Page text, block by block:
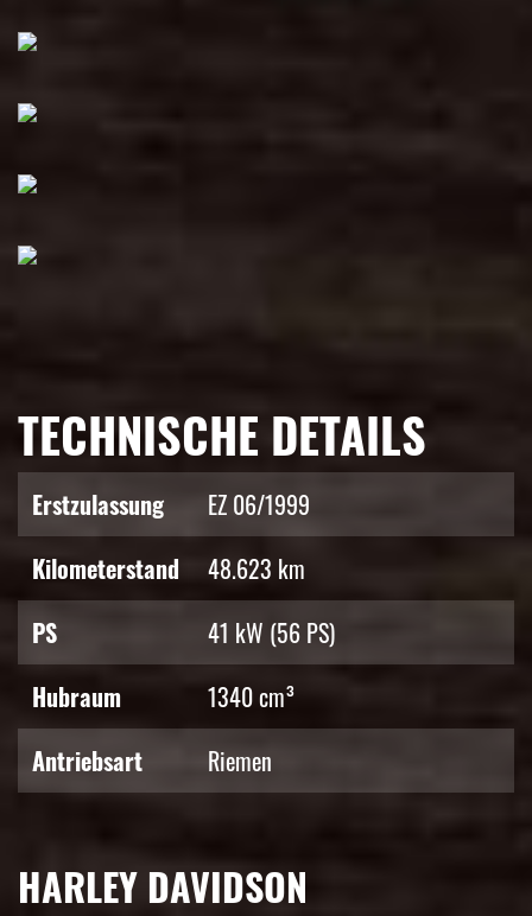
TECHNISCHE DETAILS
Erstzulassung
EZ 06/1999
Kilometerstand
48.623 km
PS
41 kW (56 PS)
Hubraum
1340 cm³
Antriebsart
Riemen
HARLEY DAVIDSON